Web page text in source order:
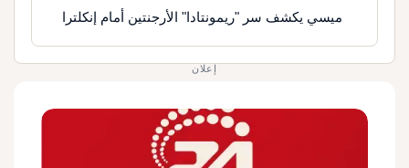
ميسي يكشف سر "ريمونتادا" الأرجنتين أمام إنكلترا
إعلان